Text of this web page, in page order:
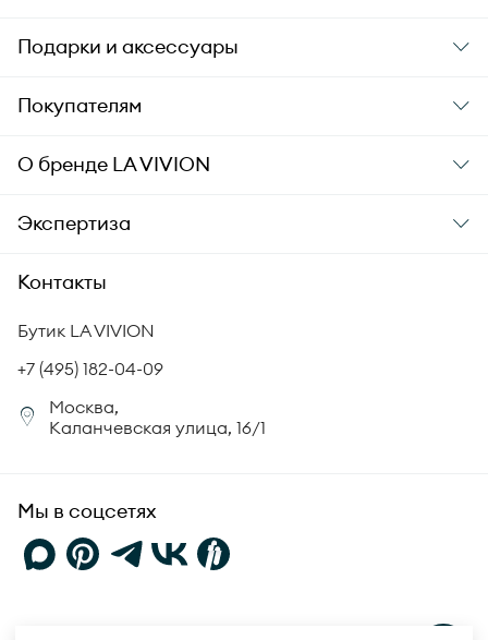
Подарки и аксессуары
Подарки
Уход за украшениями
Аксессуары
Покупателям
Заказ и оплата
Гарантия подлинности
Комплект документов
Политика возврата
Сертификация бриллиантов
Юридическая информация
О бренде LA VIVION
О компании
СМИ о нас
Корпоративный портал
Экспертиза
Академия LA VIVION
Статьи
Контакты
Бутик LA VIVION
+7 (495) 182-04-09
Москва,
Каланчевская улица, 16/1
Мы в соцсетях